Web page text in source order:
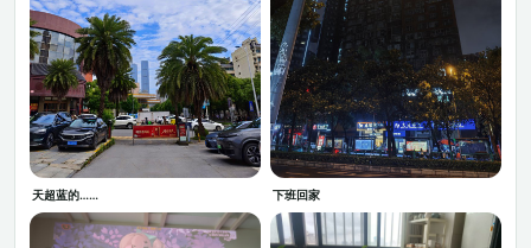
天超蓝的…… 下班回家